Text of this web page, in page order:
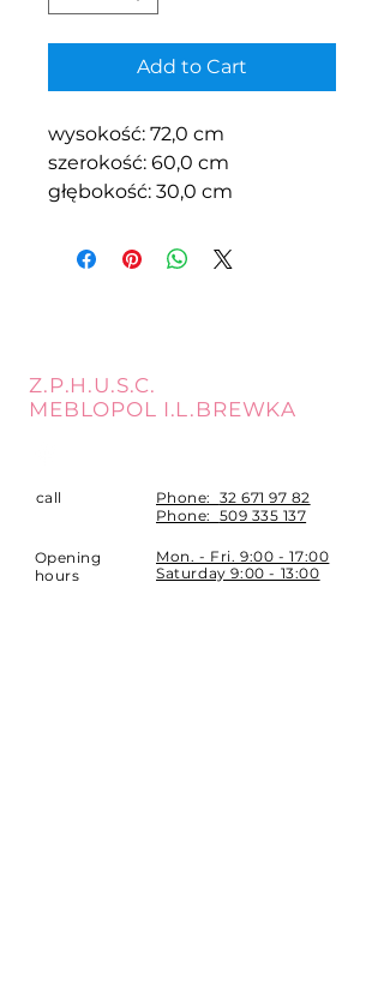
Add to Cart
wysokość: 72,0 cm
szerokość: 60,0 cm
głębokość: 30,0 cm
Z.P.H.U.S.C.
MEBLOPOL I.L.BREWKA
call Phone: 32 671 97 82
Phone: 509 335 137
Opening
hours
Mon. - Fri. 9:00 - 17:00
Saturday 9:00 - 13:00